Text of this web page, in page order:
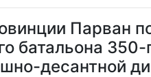
Парван
батальона 350-
десантной